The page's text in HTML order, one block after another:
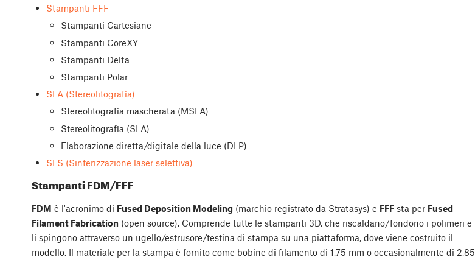
Stampanti FFF
Stampanti Cartesiane
Stampanti CoreXY
Stampanti Delta
Stampanti Polar
SLA (Stereolitografia)
Stereolitografia mascherata (MSLA)
Stereolitografia (SLA)
Elaborazione diretta/digitale della luce (DLP)
SLS (Sinterizzazione laser selettiva)
Stampanti FDM/FFF
FDM è l'acronimo di Fused Deposition Modeling (marchio registrato da Stratasys) e FFF sta per Fused
Filament Fabrication (open source). Comprende tutte le stampanti 3D, che riscaldano/fondono i polimeri e
li spingono attraverso un ugello/estrusore/testina di stampa su una piattaforma, dove viene costruito il
modello. Il materiale per la stampa è fornito come bobine di filamento di 1,75 mm o occasionalmente di 2,85